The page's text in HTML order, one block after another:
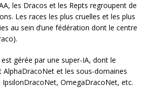
les Dracos et les Repts regroupent de
Les races les plus cruelles et les plus
au sein d’une fédération dont le centre
gérée par une super-IA, dont le
AlphaDracoNet et les sous-domaines
OmegaDracoNet, etc.